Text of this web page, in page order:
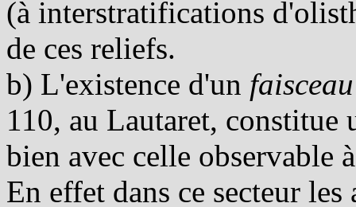
(à interstratifications
de ces reliefs.
b) L'existence d'un
110, au Lautaret,
bien avec celle observable
En effet dans ce secteur